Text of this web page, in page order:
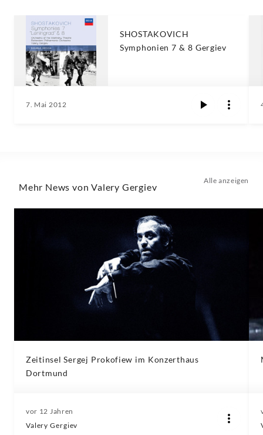
SHOSTAKOVICH
Symphonien 7 & 8 Gergiev
7. Mai 2012
Mehr News von Valery Gergiev
Alle anzeigen
Zeitinsel Sergej Prokofiew im Konzerthaus
Dortmund
vor 12 Jahren
Valery Gergiev